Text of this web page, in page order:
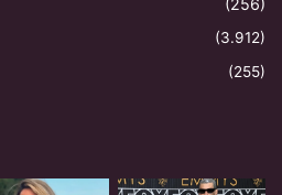
(256)
(3.912)
(255)